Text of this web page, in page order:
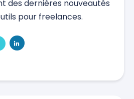
des dernières nouveautés
pour freelances.